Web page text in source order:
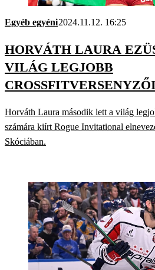
Egyéb egyéni2024.11.12. 16:25
HORVÁTH LAURA
VILÁG LEGJOBB
Horváth Laura második lett a világ
számára kiírt Rogue Invitational
Skóciában.